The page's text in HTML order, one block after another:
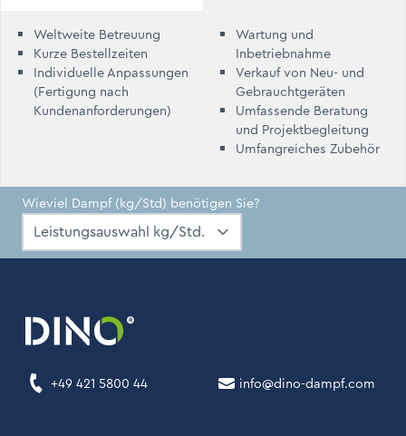
Weltweite Betreuung
Kurze Bestellzeiten
Individuelle Anpassungen
(Fertigung nach
Kundenanforderungen)
Wartung und
Inbetriebnahme
Verkauf von Neu- und
Gebrauchtgeräten
Umfassende Beratung
und Projektbegleitung
Umfangreiches Zubehör
Wieviel Dampf (kg/Std) benötigen Sie?
+49 421 5800 44 info@dino-dampf.com